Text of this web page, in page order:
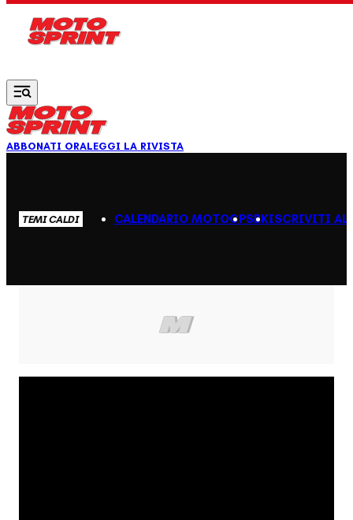
ABBONATI ORALEGGI LA RIVISTA
TEMI CALDI CALENDARIO MOTOGPSBKISCRIVITI AL